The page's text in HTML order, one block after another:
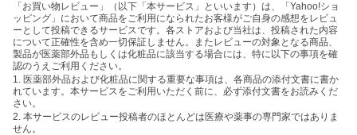
「お買い物レビュー」（以下「本サービス」といいます）は、「Yahoo!ショ
ッピング」において商品をご利用になられたお客様がご自身の感想をレビュ
ーとして投稿できるサービスです。各ストアおよび当社は、投稿された内容
について正確性を含め一切保証しません。またレビューの対象となる商品、
製品が医薬部外品もしくは化粧品に該当する場合には、特に以下の事項を確
認のうえご利用ください。
1. 医薬部外品および化粧品に関する重要な事項は、各商品の添付文書に書か
れています。本サービスをご利用いただく前に、必ず添付文書をお読みくだ
さい。
2. 本サービスのレビュー投稿者のほとんどは医療や薬事の専門家ではありま
せん。